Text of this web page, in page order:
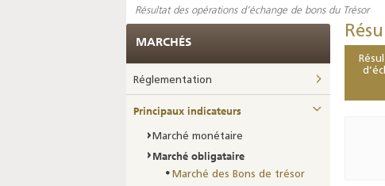
Résultat des opérations d’échange de bons du Trésor
MARCHÉS
Réglementation
Principaux indicateurs
Marché monétaire
Marché obligataire
Marché des Bons de trésor